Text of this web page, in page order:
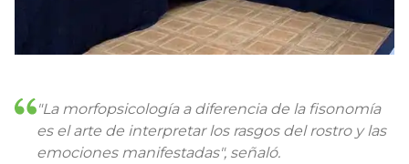
"La morfopsicología a diferencia de la fisonomía
es el arte de interpretar los rasgos del rostro y las
emociones manifestadas", señaló.